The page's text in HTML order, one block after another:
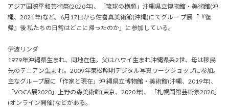
アジア国際平和芸術祭(2020年)、「琉球の横顔」沖縄県立博物館・美術館(沖
縄、2021年)など。6月17日から佐喜真美術館(沖縄)にてグルー プ展「『復
帰』後 私たちの日常はどこに帰ったのか」に参加している。
伊波リンダ
1979年沖縄県生まれ、同地在住。父はハワイ生まれ沖縄県系2世、母は移民
先のテニアン生ま れ。2009年東松照明デジタル写真ワークショップに参加。
主なグループ展に「作家と現在」沖 縄県立博物館・美術館(沖縄、2019年)、
「VOCA展2020」上野の森美術館(東京、2020年)、 「札幌国際芸術祭2020」
(オンライン開催)などがある。